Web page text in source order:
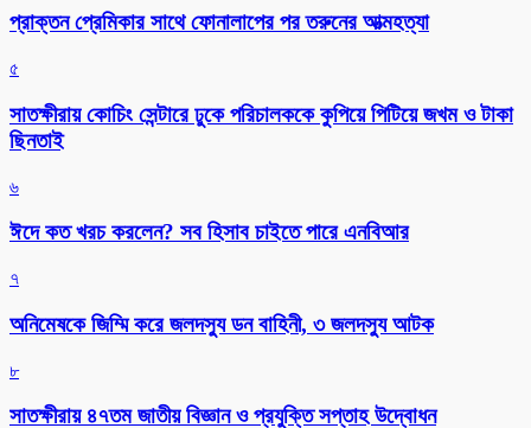
প্রাক্তন প্রেমিকার সাথে ফোনালাপের পর তরুনের আত্মহত্যা
৫
সাতক্ষীরায় কোচিং সেন্টারে ঢুকে পরিচালককে কুপিয়ে পিটিয়ে জখম ও টাকা
ছিনতাই
৬
ঈদে কত খরচ করলেন? সব হিসাব চাইতে পারে এনবিআর
৭
অনিমেষকে জিম্মি করে জলদস্যু ডন বাহিনী, ৩ জলদস্যু আটক
৮
সাতক্ষীরায় ৪৭তম জাতীয় বিজ্ঞান ও প্রযুক্তি সপ্তাহ উদ্বোধন